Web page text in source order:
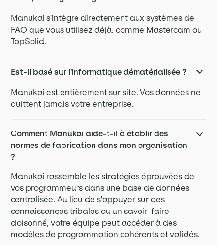
Manukai s'intègre directement aux systèmes de
FAO que vous utilisez déjà, comme Mastercam ou
TopSolid.
Est-il basé sur l'informatique dématérialisée ?
Manukai est entièrement sur site. Vos données ne
quittent jamais votre entreprise.
Comment Manukai aide-t-il à établir des
normes de fabrication dans mon organisation
?
Manukai rassemble les stratégies éprouvées de
vos programmeurs dans une base de données
centralisée. Au lieu de s'appuyer sur des
connaissances tribales ou un savoir-faire
cloisonné, votre équipe peut accéder à des
modèles de programmation cohérents et validés.